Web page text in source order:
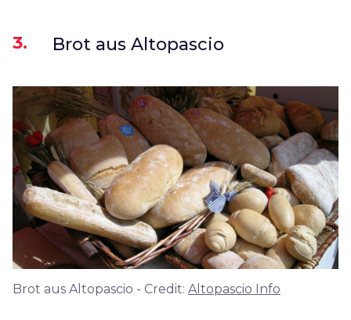
3. Brot aus Altopascio
Brot aus Altopascio - Credit: Altopascio Info